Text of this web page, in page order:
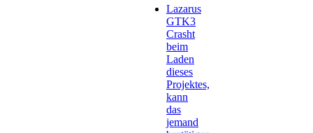
Lazarus
GTK3
Crasht
beim
Laden
dieses
Projektes,
kann
das
jemand